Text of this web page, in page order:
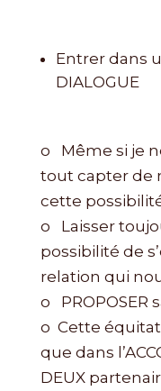
Entrer dans
DIALOGUE
o Même si je
tout capter de
cette
o Laisser
possibilité de
relation qui
o PROPOSER
o Cette
que dans
DEUX